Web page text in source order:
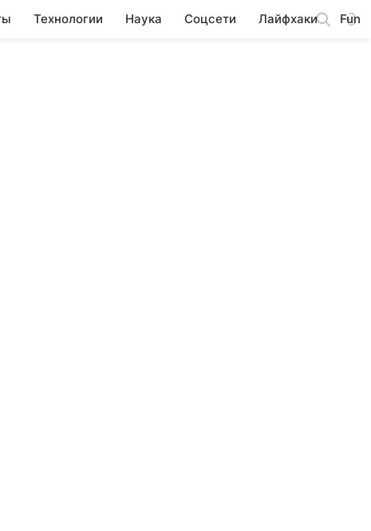
Технологии Наука Соцсети Лайфхаки Fun